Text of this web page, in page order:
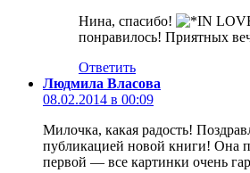
Нина, спасибо!
понравилось! Приятных
Ответить
Людмила Власова
08.02.2014 в 00:09
Милочка, какая радость!
публикацией новой книги! Она
первой — все картинки очень